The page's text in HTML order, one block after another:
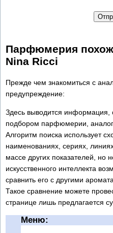
Парфюмерия
Nina Ricci
Прежде чем знакомиться с
предупреждение:
Здесь выводится информация,
подбором парфюмерии,
Алгоритм поиска использует
наименованиях, сериях,
массе других показателей, но
искусственного интеллекта
сравнить его с другими
Такое сравнение можете
странице лишь предлагается
Меню: